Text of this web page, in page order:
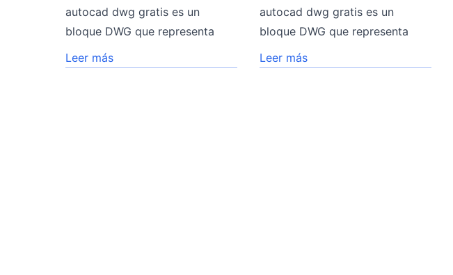
autocad dwg gratis es un
bloque DWG que representa
Leer más
autocad dwg gratis es un
bloque DWG que representa
Leer más